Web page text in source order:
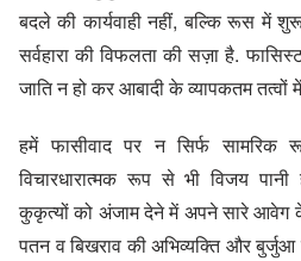
बदले की कार्यवाही नहीं, बल्कि रूस में
सर्वहारा की विफलता की सज़ा है.
जाति न हो कर आबादी के व्यापकतम तत्वों
हमें फासीवाद पर न सिर्फ
विचारधारात्मक रूप से भी विजय
कुकृत्यों को अंजाम देने में अपने सारे आवेग
पतन व बिखराव की अभिव्यक्ति और